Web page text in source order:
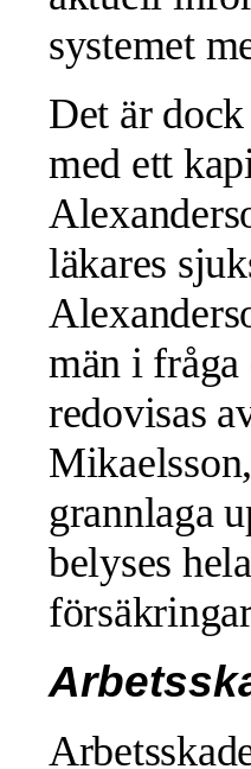
systemet
Det är
med ett
läkares
män i
redovisas
grannlaga
belyses